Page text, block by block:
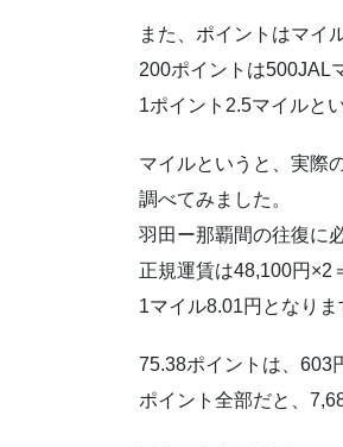
また、ポイントはマイ
200ポイントは500JAL
1ポイント2.5マイルと
マイルというと、実際
調べてみました。
羽田ー那覇間の往復に
正規運賃は48,100円×2
1マイル8.01円となりま
75.38ポイントは、603
ポイント全部だと、